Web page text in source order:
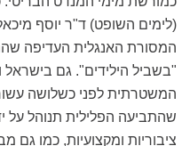
המסורת האנגלית העדיפה
"בשביל הילידים". גם
המשטרתית לפני כשלושה
שהתביעה הפלילית תנוהל על
ציבוריות ומקצועיות, כמו גם